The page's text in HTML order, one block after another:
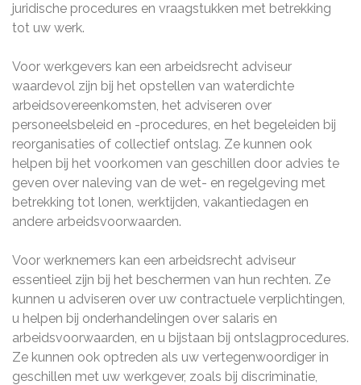
juridische procedures en vraagstukken met betrekking
tot uw werk.
Voor werkgevers kan een arbeidsrecht adviseur
waardevol zijn bij het opstellen van waterdichte
arbeidsovereenkomsten, het adviseren over
personeelsbeleid en -procedures, en het begeleiden bij
reorganisaties of collectief ontslag. Ze kunnen ook
helpen bij het voorkomen van geschillen door advies te
geven over naleving van de wet- en regelgeving met
betrekking tot lonen, werktijden, vakantiedagen en
andere arbeidsvoorwaarden.
Voor werknemers kan een arbeidsrecht adviseur
essentieel zijn bij het beschermen van hun rechten. Ze
kunnen u adviseren over uw contractuele verplichtingen,
u helpen bij onderhandelingen over salaris en
arbeidsvoorwaarden, en u bijstaan bij ontslagprocedures.
Ze kunnen ook optreden als uw vertegenwoordiger in
geschillen met uw werkgever, zoals bij discriminatie,